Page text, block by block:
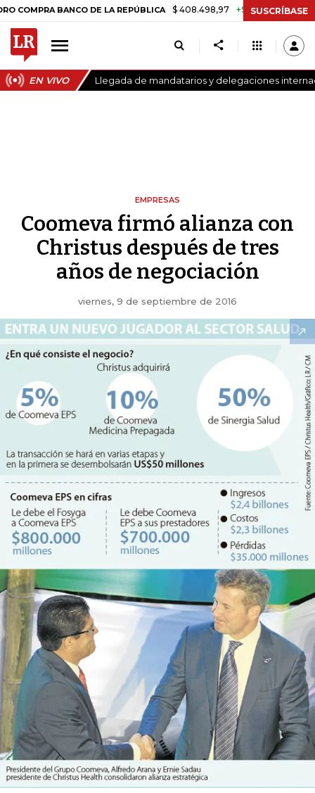
BANCO DE LA REPÚBLICA $ 408.498,97 +$ 8.753,81 +2,19%
SUSCRÍBASE
EN VIVO Llegada de mandatarios y delegaciones
EMPRESAS
Coomeva firmó alianza con
Christus después de tres
años de negociación
viernes, 9 de septiembre de 2016